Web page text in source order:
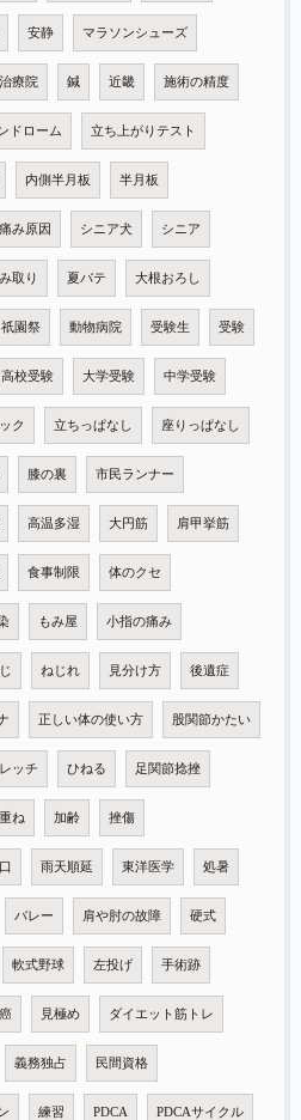
安静 マラソンシューズ
治療院 鍼 近畿 施術の精度
ドローム 立ち上がりテスト
内側半月板 半月板
み原因 シニア犬 シニア
取り 夏バテ 大根おろし
祇園祭 動物病院 受験生 受験
高校受験 大学受験 中学受験
ク 立ちっぱなし 座りっぱなし
膝の裏 市民ランナー
高温多湿 大円筋 肩甲挙筋
食事制限 体のクセ
もみ屋 小指の痛み
ねじれ 見分け方 後遺症
正しい体の使い方 股関節かたい
ッチ ひねる 足関節捻挫
ね 加齢 挫傷
雨天順延 東洋医学 処暑
バレー 肩や肘の故障 硬式
軟式野球 左投げ 手術跡
見極め ダイエット筋トレ
義務独占 民間資格
練習 PDCA PDCAサイクル